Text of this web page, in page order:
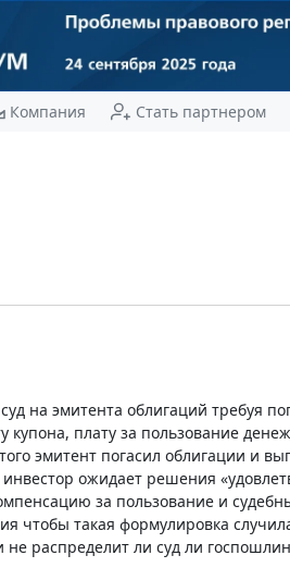
Компания Стать партнером
на эмитента облигаций требуя
купона, плату за пользование
эмитент погасил облигации и
ожидает решения
за пользование и
чтобы такая формулировка
распределит ли суд ли